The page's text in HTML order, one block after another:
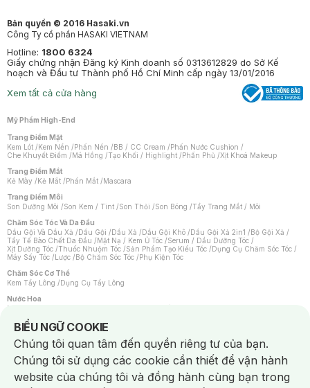
Bản quyền © 2016 Hasaki.vn
Công Ty cổ phần HASAKI VIETNAM
Hotline: 1800 6324
Giấy chứng nhận Đăng ký Kinh doanh số 0313612829 do Sở Kế
hoạch và Đầu tư Thành phố Hồ Chí Minh cấp ngày 13/01/2016
Xem tất cả cửa hàng
Mỹ Phẩm High-End
Trang Điểm Mặt
Kem Lót /Kem Nền /Phấn Nền /BB / CC Cream /Phấn Nước Cushion /
Che Khuyết Điểm /Má Hồng /Tạo Khối / Highlight /Phấn Phủ /Xịt Khoá Makeup
Trang Điểm Mắt
Kẻ Mày /Kẻ Mắt /Phấn Mắt /Mascara
Trang Điểm Môi
Son Dưỡng Môi /Son Kem / Tint /Son Thỏi /Son Bóng /Tẩy Trang Mắt / Môi
Chăm Sóc Tóc Và Da Đầu
Dầu Gội Và Dầu Xả /Dầu Gội /Dầu Xả /Dầu Gội Khô /Dầu Gội Xả 2in1 /Bộ Gội Xả /
Tẩy Tế Bào Chết Da Đầu /Mặt Nạ / Kem Ủ Tóc /Serum / Dầu Dưỡng Tóc /
Xịt Dưỡng Tóc /Thuốc Nhuộm Tóc /Sản Phẩm Tạo Kiểu Tóc /Dụng Cụ Chăm Sóc Tóc /
Máy Sấy Tóc /Lược /Bộ Chăm Sóc Tóc /Phụ Kiện Tóc
Chăm Sóc Cơ Thể
Kem Tẩy Lông /Dụng Cụ Tẩy Lông
Nước Hoa
Nước Hoa Nữ
Chăm Sóc Cá Nhân
Chống Muỗi /Khẩu Trang /Máy Massage/Mặt Nạ Xông Hơi /Nước Rửa Tay/
Sản Phẩm Chăm Sóc Khác /Bàn Chải Đánh Răng /Bàn Chải Điện/
Hỗ Trợ Trắng Răng/Kem Đánh Răng /Máy Tăm Nước/ Nước Súc Miệng/
Tăm / Chỉ Nha Khoa/ Xịt Thơm Miệng / Dung Dịch Vệ Sinh/Dưỡng Vùng Kín/
Khăn Ướt Vệ Sinh Vùng Kín/Băng Vệ Sinh/Tampon/Bọt Cạo Râu /Dao Cạo Râu/
Máy Cạo Râu
BIỂU NGỮ COOKIE
Notice about cookies usage
Chúng tôi quan tâm đến quyền riêng tư của bạn.
Chúng tôi sử dụng các cookie cần thiết để vận hành
website của chúng tôi và đồng hành cùng bạn trong